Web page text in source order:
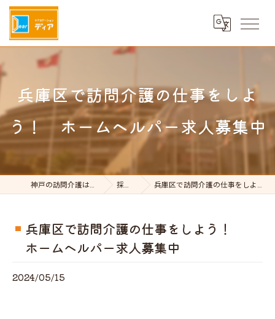
兵庫区で訪問介護の仕事をしよ
う！ ホームヘルパー求人募集中
神戸の訪問介護はケアステーションDear 採用ブログ 兵庫区で訪問介護の仕事をしよう！ ホームヘルパー求人募集中
兵庫区で訪問介護の仕事をしよう！
ホームヘルパー求人募集中
2024/05/15